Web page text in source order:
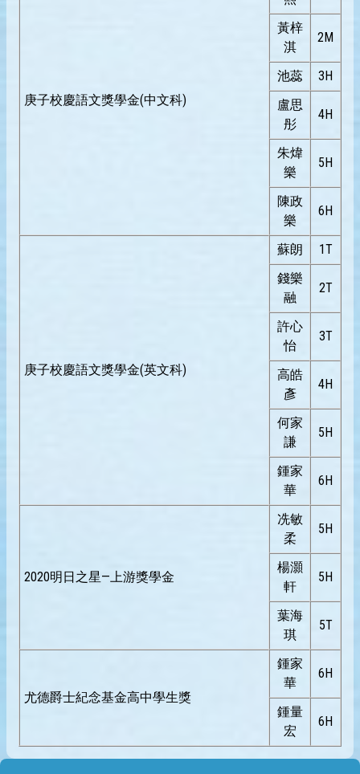
庚子校慶語文獎學金(中文科)
黃梓
淇
2M
池蕊
3H
盧思
彤
4H
朱煒
樂
5H
陳政
樂
6H
庚子校慶語文獎學金(英文科)
蘇朗
1T
錢樂
融
2T
許心
怡
3T
高皓
彥
4H
何家
謙
5H
鍾家
華
6H
2020明日之星—上游獎學金
冼敏
柔
5H
楊灝
軒
5H
葉海
琪
5T
尤德爵士紀念基金高中學生獎
鍾家
華
6H
鍾量
宏
6H